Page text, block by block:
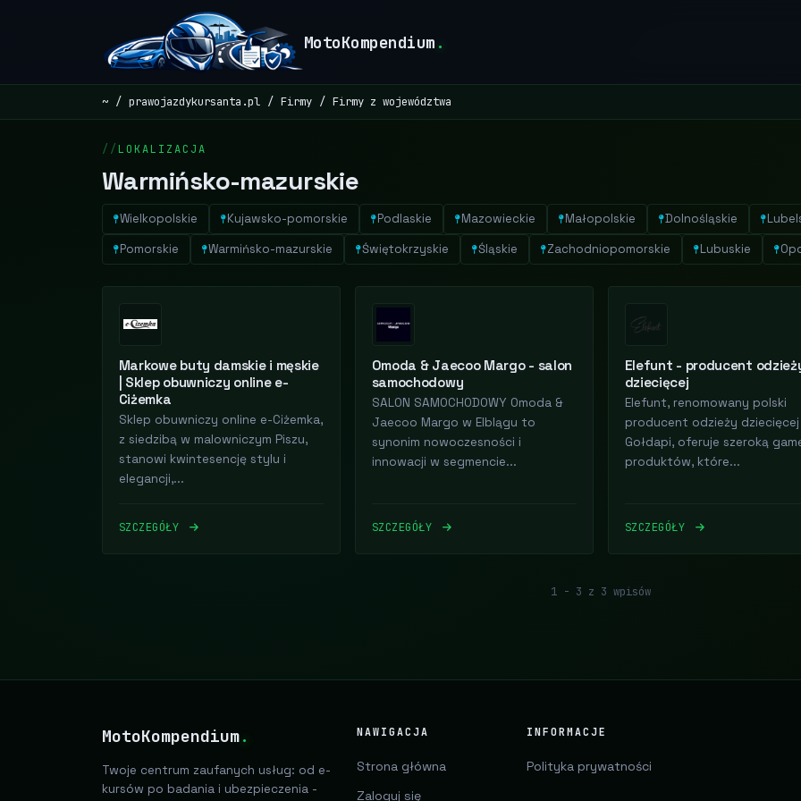
MotoKompendium .
~ prawojazdykursanta.pl Firmy Firmy z województwa
LOKALIZACJA
Warmińsko-mazurskie
Wielkopolskie Kujawsko-pomorskie Podlaskie Mazowieckie Małopolskie Dolnośląskie
Pomorskie Warmińsko-mazurskie Świętokrzyskie Śląskie Zachodniopomorskie Lubuskie
Markowe buty damskie i męskie
| Sklep obuwniczy online e-
Ciżemka
Sklep obuwniczy online e-Ciżemka,
z siedzibą w malowniczym Piszu,
stanowi kwintesencję stylu i
elegancji,...
SZCZEGÓŁY
Omoda & Jaecoo Margo - salon
samochodowy
SALON SAMOCHODOWY Omoda &
Jaecoo Margo w Elblągu to
synonim nowoczesności i
innowacji w segmencie...
SZCZEGÓŁY
Elefunt - producent
dziecięcej
Elefunt, renomowany polski
producent odzieży dziecięcej
Gołdapi, oferuje szeroką
produktów, które...
SZCZEGÓŁY
1 - 3 z 3 wpisów
MotoKompendium.
Twoje centrum zaufanych usług: od e-
kursów po badania i ubezpieczenia -
NAWIGACJA
Strona główna
Zaloguj się
INFORMACJE
Polityka prywatności